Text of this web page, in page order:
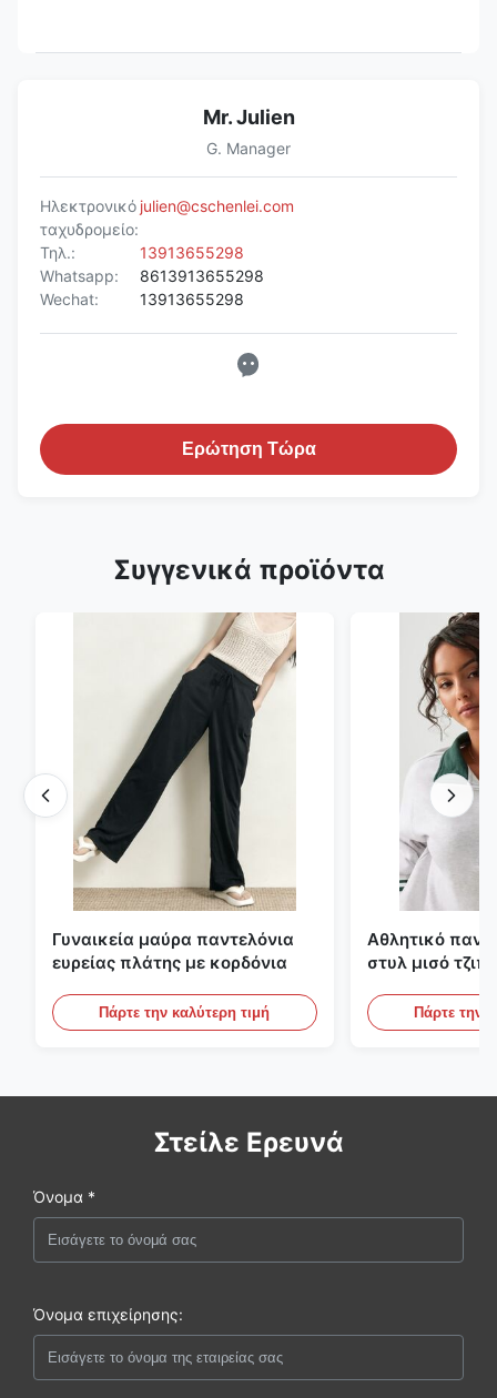
Mr. Julien
G. Manager
Ηλεκτρονικό
ταχυδρομείο:
julien@cschenlei.com
Τηλ.:
13913655298
Whatsapp:
8613913655298
Wechat:
13913655298
Ερώτηση Τώρα
Συγγενικά προϊόντα
Γυναικεία μαύρα παντελόνια
ευρείας πλάτης με κορδόνια
Πάρτε την καλύτερη τιμή
Αθλητικό
στυλ μισό
Πάρτε την
Στείλε Ερευνά
Όνομα *
Όνομα επιχείρησης: